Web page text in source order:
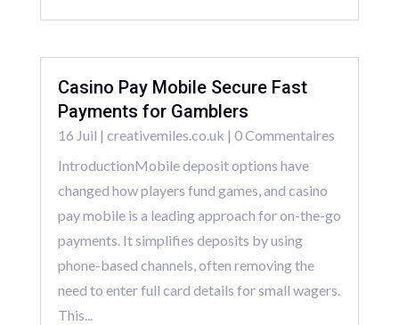
Casino Pay Mobile Secure Fast
Payments for Gamblers
16 Juil | creativemiles.co.uk | 0 Commentaires
IntroductionMobile deposit options have
changed how players fund games, and casino
pay mobile is a leading approach for on-the-go
payments. It simplifies deposits by using
phone-based channels, often removing the
need to enter full card details for small wagers.
This...